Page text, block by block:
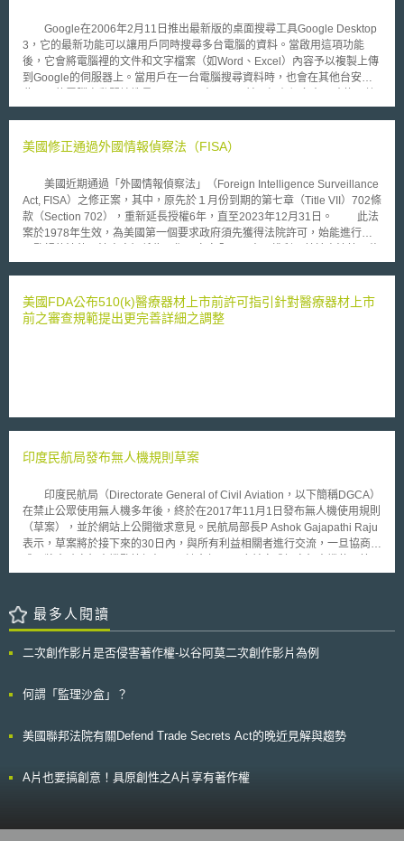
Google在2006年2月11日推出最新版的桌面搜尋工具Google Desktop
3，它的最新功能可以讓用戶同時搜尋多台電腦的資料。當啟用這項功能
後，它會將電腦裡的文件和文字檔案（如Word、Excel）內容予以複製上傳
到Google的伺服器上。當用戶在一台電腦搜尋資料時，也會在其他台安裝
台電腦，這個新功能可以讓使用者的生活更為便利。 但是倡導網路隱
客更容易盜取用戶個人資料，用戶的個人隱私將面臨更大的威脅。該基金會
上可能產生的問題，這比便利性更為重要。因為使用時若未花時間處理功能
選項和設定問題，它將可能導致個人資料諸如納稅、醫藥和財物紀錄，以及
其他文字檔案等資料外洩。
美國修正通過外國情報偵察法（FISA）
美國近期通過「外國情報偵察法」（Foreign Intelligence Surveillance
Act, FISA）之修正案，其中，原先於１月份到期的第七章（Title VII）702條
款（Section 702），重新延長授權6年，直至2023年12月31日。 此法
案於1978年生效，為美國第一個要求政府須先獲得法院許可，始能進行電
正案對人民的保障，使身處美國領土內的人民免於被恣意監視，國家在通常
Court, FISC）搜索票（warrant）才可對人民進行搜查。 本次法案修正
通過後，使聯邦調查局能夠持續使用情報數據資料庫，以獲取有關美國人的
人，涉及外國情報資訊才可被列為本條進行監視的目標。允許情報部門，在
國際恐怖分子，武器散布者以及其他位於美國境外的重要外國情報。
求。惟，受質疑且具爭議的是，702條款條文內容規範，允許美國政府的情
報機構--國家安全局（National Security Agency, NSA）基於該條款，例外
不需法院搜索票，可向Google、Apple、微軟、Facebook或電信業者等美
國企業蒐集、調閱國外非美國人用戶的海外通訊內容（包含電子郵件、電
話、其他私人信息等），當這些被監聽的國外用戶之通訊對象係涉及美國人
時亦同；意即，若美國人曾接觸被鎖定的國外對象，也會被納入調查並取得
此法案，加入隱私保護條款，但最終並未獲多數同意。
美國FDA公布510(k)醫療器材上市前許可指引針對醫療器材上市
前之審查規範提出更完善詳細之調整
印度民航局發布無人機規則草案
印度民航局（Directorate General of Civil Aviation，以下簡稱DGCA）
在禁止公眾使用無人機多年後，終於在2017年11月1日發布無人機使用規則
（草案），並於網站上公開徵求意見。民航局部長P Ashok Gajapathi Raju
表示，草案將於接下來的30日內，與所有利益相關者進行交流，一旦協商完
規範，包含商業用途無人機。 根據規則草案，無人機依照最大起飛重
（micro）無人機：重量在250克和2公斤之間； 迷你無人機（mini）：重量
介於2公斤至25公斤； 小型無人機：重量25公斤至150公斤； 大型無人機：
有無人機必須依照DGCA規定取得識別碼（Unique Identification
（Unmanned Aircraft Operator Permit），任何無人機的遙控飛行員必須年
戰略區域500公尺以內的國家重地、人口稠密地區、影響公共安全或正在進
野生動物保護區等生態敏感區域（eco-sensitive areas）等，違規者將依印
最多人閱讀
二次創作影片是否侵害著作權-以谷阿莫二次創作影片為例
何謂「監理沙盒」？
美國聯邦法院有關Defend Trade Secrets Act的晚近見解與趨勢
A片也要搞創意！具原創性之A片享有著作權